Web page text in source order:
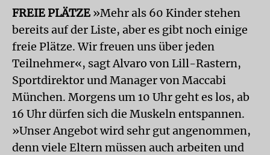
FREIE PLÄTZE »Mehr als 60 Kinder stehen
bereits auf der Liste, aber es gibt noch einige
freie Plätze. Wir freuen uns über jeden
Teilnehmer«, sagt Alvaro von Lill-Rastern,
Sportdirektor und Manager von Maccabi
München. Morgens um 10 Uhr geht es los, ab
16 Uhr dürfen sich die Muskeln entspannen.
»Unser Angebot wird sehr gut angenommen,
denn viele Eltern müssen auch arbeiten und